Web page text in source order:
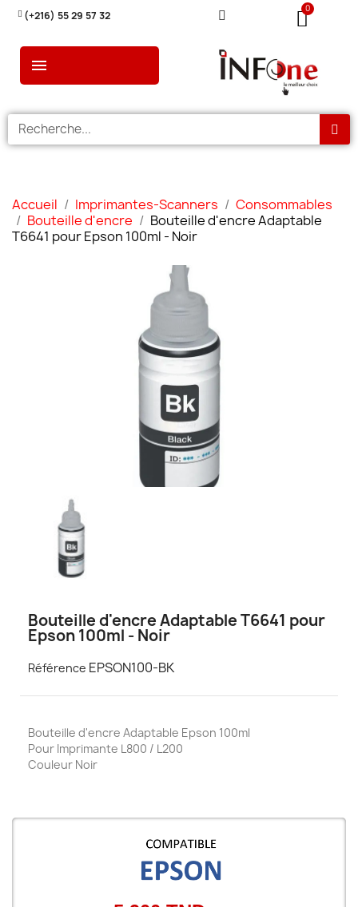
(+216) 55 29 57 32
Accueil Imprimantes-Scanners
Consommables
Bouteille d'encre
Bouteille d'encre Adaptable
T6641 pour Epson 100ml - Noir
Bouteille d'encre Adaptable T6641 pour
Epson 100ml - Noir
Référence EPSON100-BK
Bouteille d'encre Adaptable Epson 100ml
Pour Imprimante L800 / L200
Couleur Noir